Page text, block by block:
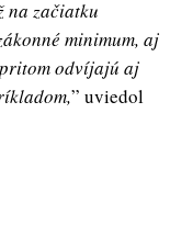
na začiatku
minimum, aj
odvíjajú aj
” uviedol